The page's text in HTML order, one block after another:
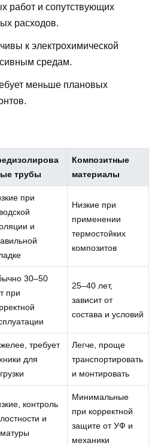
работ и сопутствующих
расходов.
к электрохимической
средам.
меньше плановых
трубы
Композитные
материалы
при
и
Низкие при
применении
термостойких
композитов
30–50
при
25–40 лет,
зависит от
состава и условий
требует
для
Легче, проще
транспортировать
и монтировать
контроль
и
Минимальные
при корректной
защите от УФ и
механики